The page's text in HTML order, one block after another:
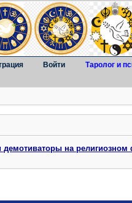
Войти Таролог и
демотиваторы на